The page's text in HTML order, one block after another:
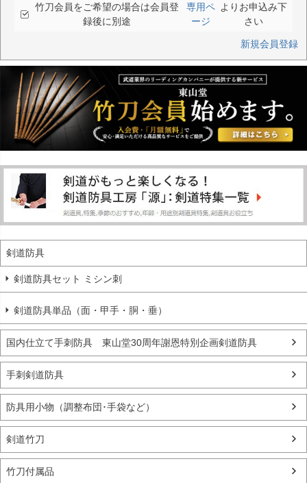
竹刀会員をご希望の場合は会員登
録後に別途
専用ペ
ージ
よりお申込み下
さい
新規会員登録
剣道防具
剣道防具セット ミシン刺
剣道防具単品（面・甲手・胴・垂）
国内仕立て手刺防具 東山堂30周年謝恩特別企画剣道防具
手刺剣道防具
防具用小物（調整布団･手袋など）
剣道竹刀
竹刀付属品